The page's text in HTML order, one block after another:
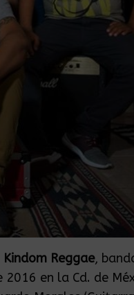
Kindom Reggae,
en la Cd. de